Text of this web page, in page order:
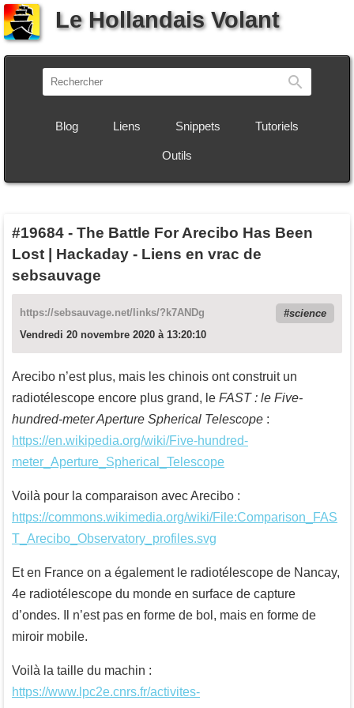
Le Hollandais Volant
Blog Liens Snippets Tutoriels
Outils
#19684 - The Battle For Arecibo Has Been
Lost | Hackaday - Liens en vrac de
sebsauvage
https://sebsauvage.net/links/?k7ANDg
science
Vendredi 20 novembre 2020 à 13:20:10
Arecibo n’est plus, mais les chinois ont construit un
radiotélescope encore plus grand, le FAST : le Five-
hundred-meter Aperture Spherical Telescope :
https://en.wikipedia.org/wiki/Five-hundred-
meter_Aperture_Spherical_Telescope
Voilà pour la comparaison avec Arecibo :
https://commons.wikimedia.org/wiki/File:Comparison_FAS
T_Arecibo_Observatory_profiles.svg
Et en France on a également le radiotélescope de Nancay,
4e radiotélescope du monde en surface de capture
d’ondes. Il n’est pas en forme de bol, mais en forme de
miroir mobile.
Voilà la taille du machin :
https://www.lpc2e.cnrs.fr/activites-